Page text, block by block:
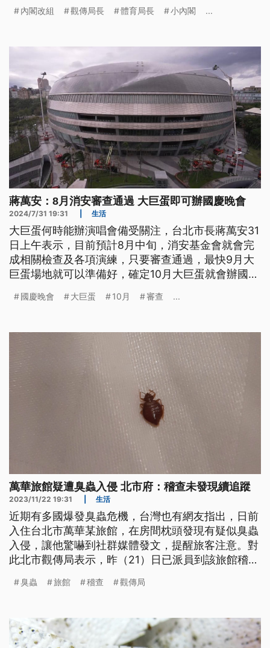
內閣改組 觀傳局長 體育局長 小內閣 ...
蔣萬安：8月消安審查通過 大巨蛋即可辦國慶晚會
2024/7/31 19:31 生活
大巨蛋何時能辦演唱會備受關注，台北市長蔣萬安31
日上午表示，目前預計8月中旬，消安基金會就會完
成相關檢查及各項演練，只要審查通過，最快9月大
巨蛋場地就可以準備好，確定10月大巨蛋就會辦國慶
也表示，將視後續大巨蛋確定可舉辦非體育賽事等臨
國慶晚會 大巨蛋 10月 審查 ...
萬華旅館疑遭臭蟲入侵 北市府：稽查未發現續追蹤
2023/11/22 19:31 生活
近期有多國爆發臭蟲危機，台灣也有網友指出，日前
入住台北市萬華某旅館，在房間枕頭發現有疑似臭蟲
入侵，讓他驚嚇到社群媒體發文，提醒旅客注意。對
此北市觀傳局表示，昨（21）日已派員到該旅館稽
消毒狀況。
臭蟲 旅館 稽查 觀傳局